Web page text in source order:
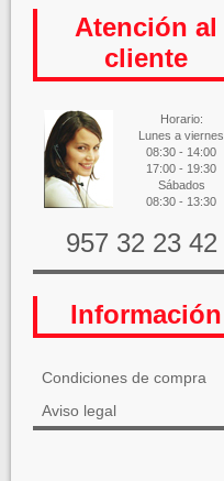
Atención al
cliente
Horario:
Lunes a viernes
08:30 - 14:00
17:00 - 19:30
Sábados
08:30 - 13:30
957 32 23 42
Información
Condiciones de compra
Aviso legal